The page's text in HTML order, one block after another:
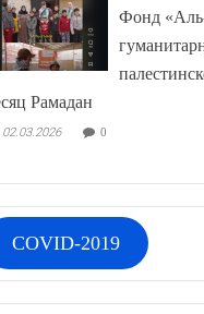
Фонд
Рамадан
02.03.2026 0
COVID-2019